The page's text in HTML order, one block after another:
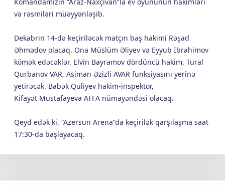
və rəsmiləri müəyyənləşib.
Dekabrın 14-də keçiriləcək matçın baş hakimi Rəşad
Əhmədov olacaq. Ona Müslüm Əliyev və Eyyub İbrahimov
kömək edəcəklər. Elvin Bayramov dördüncü hakim, Tural
Qurbanov VAR, Asiman Əzizli AVAR funksiyasını yerinə
yetirəcək. Babək Quliyev hakim-inspektor,
Kifayət Mustafayeva AFFA nümayəndəsi olacaq.
Qeyd edək ki, “Azersun Arena”da keçirilək qarşılaşma saat
17:30-da başlayacaq.